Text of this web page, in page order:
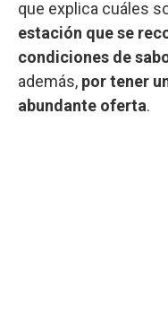
que explica cuáles
estación que se
condiciones de
además, por tener
abundante oferta.